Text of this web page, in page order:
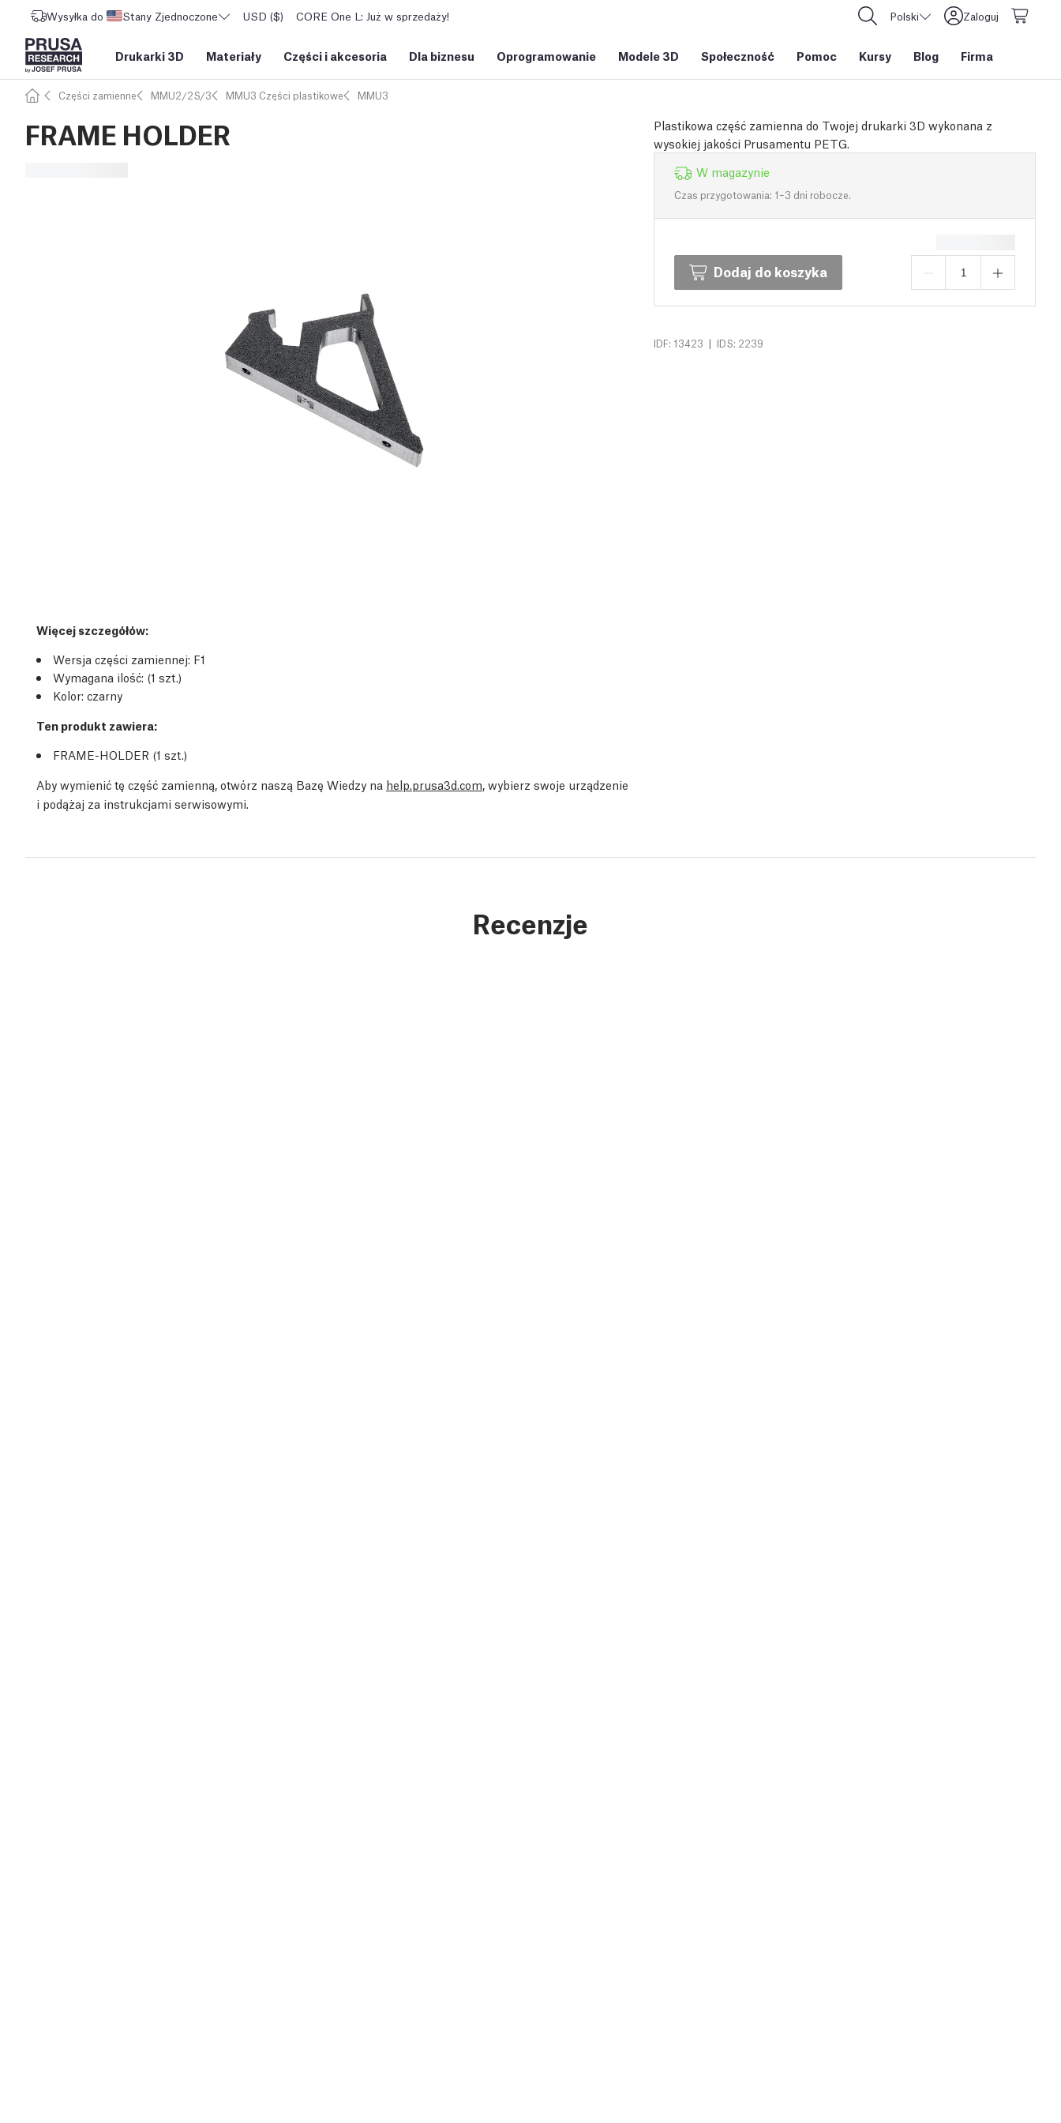
Wysyłka do Stany Zjednoczone USD ($) CORE One L: Już w sprzedaży! Polski Zaloguj
Drukarki 3D Materiały Części i akcesoria Dla biznesu Oprogramowanie Modele 3D Społeczność Pomoc Kursy Blog Firma
Części zamienne MMU2/2S/3 MMU3 Części plastikowe MMU3
FRAME HOLDER
Plastikowa część zamienna do Twojej drukarki 3D wykonana z
wysokiej jakości Prusamentu PETG.
W magazynie
Czas przygotowania: 1–3 dni robocze.
Dodaj do koszyka
IDF: 13423 | IDS: 2239
Więcej szczegółów:
Wersja części zamiennej: F1
Wymagana ilość: (1 szt.)
Kolor: czarny
Ten produkt zawiera:
FRAME-HOLDER (1 szt.)
Aby wymienić tę część zamienną, otwórz naszą Bazę Wiedzy na help.prusa3d.com, wybierz swoje urządzenie
i podążaj za instrukcjami serwisowymi.
Recenzje